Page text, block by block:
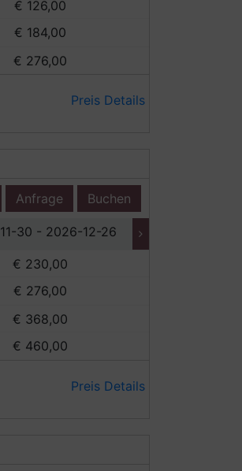
€ 126,00
€ 184,00
€ 276,00
Preis Details
Anfrage Buchen
30 - 2026-12-26
€ 230,00
€ 276,00
€ 368,00
€ 460,00
Preis Details